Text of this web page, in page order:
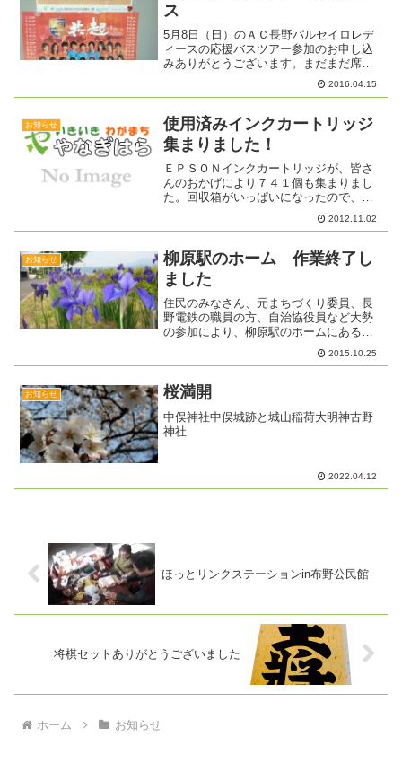
ス
5月8日（日）のＡＣ長野パルセイロレデ
ィースの応援バスツアー参加のお申し込
みありがとうございます。まだまだ席は
空いております。本日の長野市民新聞で
も募集のお知らせが載っています。はじ
観戦している方も、みん...
2016.04.15
お知らせ
使用済みインクカートリッジ
集まりました！
ＥＰＳＯＮインクカートリッジが、皆さ
んのおかげにより７４１個も集まりまし
た。回収箱がいっぱいになったので、本
日取りに来てもらいました。ご協力あり
2012.11.02
お知らせ
柳原駅のホーム 作業終了し
ました
住民のみなさん、元まちづくり委員、長
野電鉄の職員の方、自治協役員など大勢
の参加により、柳原駅のホームにある花
壇にアヤメの苗を植えることができまし
た。１００株の予定でしたが、花壇全体
きました。今後、駅周辺、...
2015.10.25
お知らせ 桜満開
中俣神社中俣城跡と城山稲荷大明神古野
神社
2022.04.12
ほっとリンクステーションin布野公民館
将棋セットありがとうございました
ホーム お知らせ